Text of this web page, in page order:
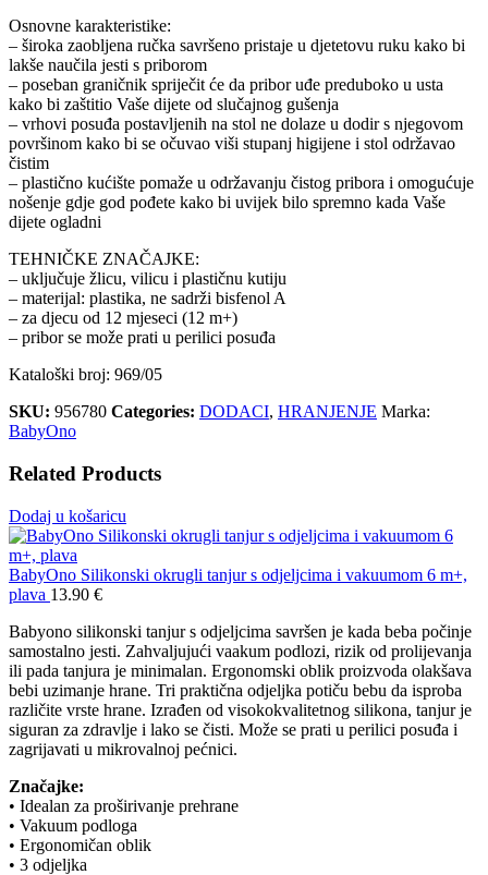
Osnovne karakteristike:
– široka zaobljena ručka savršeno pristaje u djetetovu ruku kako bi
lakše naučila jesti s priborom
– poseban graničnik spriječit će da pribor uđe preduboko u usta
kako bi zaštitio Vaše dijete od slučajnog gušenja
– vrhovi posuđa postavljenih na stol ne dolaze u dodir s njegovom
površinom kako bi se očuvao viši stupanj higijene i stol održavao
čistim
– plastično kućište pomaže u održavanju čistog pribora i omogućuje
nošenje gdje god pođete kako bi uvijek bilo spremno kada Vaše
dijete ogladni
TEHNIČKE ZNAČAJKE:
– uključuje žlicu, vilicu i plastičnu kutiju
– materijal: plastika, ne sadrži bisfenol A
– za djecu od 12 mjeseci (12 m+)
– pribor se može prati u perilici posuđa
Kataloški broj: 969/05
SKU: 956780 Categories: DODACI, HRANJENJE Marka:
BabyOno
Related Products
Dodaj u košaricu
BabyOno Silikonski okrugli tanjur s odjeljcima i vakuumom 6 m+,
plava 13.90 €
Babyono silikonski tanjur s odjeljcima savršen je kada beba počinje
samostalno jesti. Zahvaljujući vaakum podlozi, rizik od prolijevanja
ili pada tanjura je minimalan. Ergonomski oblik proizvoda olakšava
bebi uzimanje hrane. Tri praktična odjeljka potiču bebu da isproba
različite vrste hrane. Izrađen od visokokvalitetnog silikona, tanjur je
siguran za zdravlje i lako se čisti. Može se prati u perilici posuđa i
zagrijavati u mikrovalnoj pećnici.
Značajke:
• Idealan za proširivanje prehrane
• Vakuum podloga
• Ergonomičan oblik
• 3 odjeljka